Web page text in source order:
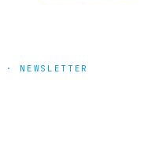
· NEWSLETTER